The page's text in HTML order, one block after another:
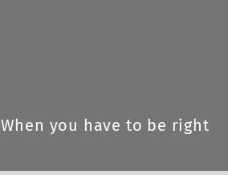
When you have to be right